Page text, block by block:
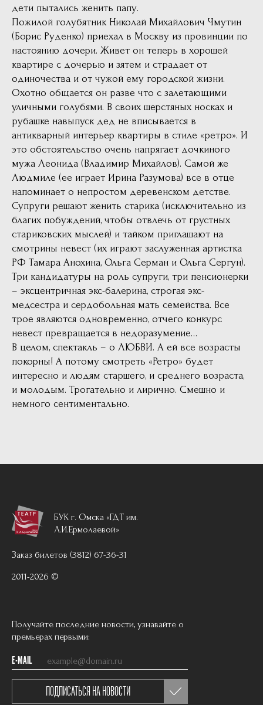
дети пытались женить папу.
Пожилой голубятник Николай Михайлович Чмутин
(Борис Руденко) приехал в Москву из провинции по
настоянию дочери. Живет он теперь в хорошей
квартире с дочерью и зятем и страдает от
одиночества и от чужой ему городской жизни.
Охотно общается он разве что с залетающими
уличными голубями. В своих шерстяных носках и
рубашке навыпуск дед не вписывается в
антикварный интерьер квартиры в стиле «ретро». И
это обстоятельство очень напрягает дочкиного
мужа Леонида (Владимир Михайлов). Самой же
Людмиле (ее играет Ирина Разумова) все в отце
напоминает о непростом деревенском детстве.
Супруги решают женить старика (исключительно из
благих побуждений, чтобы отвлечь от грустных
стариковских мыслей) и тайком приглашают на
смотрины невест (их играют заслуженная артистка
РФ Тамара Анохина, Ольга Серман и Ольга Сергун).
Три кандидатуры на роль супруги, три пенсионерки
– эксцентричная экс-балерина, строгая экс-
медсестра и сердобольная мать семейства. Все
трое являются одновременно, отчего конкурс
невест превращается в недоразумение…
В целом, спектакль – о ЛЮБВИ. А ей все возрасты
покорны! А потому смотреть «Ретро» будет
интересно и людям старшего, и среднего возраста,
и молодым. Трогательно и лирично. Смешно и
немного сентиментально.
БУК г. Омска «ГДТ им.
Л.И.Ермолаевой»
Заказ билетов (3812) 67-36-31
2011-2026 ©
Получайте последние новости, узнавайте о
премьерах первыми:
E-MAIL
ПОДПИСАТЬСЯ НА НОВОСТИ